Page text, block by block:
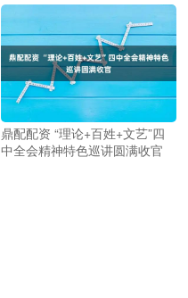
鼎配配资 “理论+百姓+文艺”四
中全会精神特色巡讲圆满收官